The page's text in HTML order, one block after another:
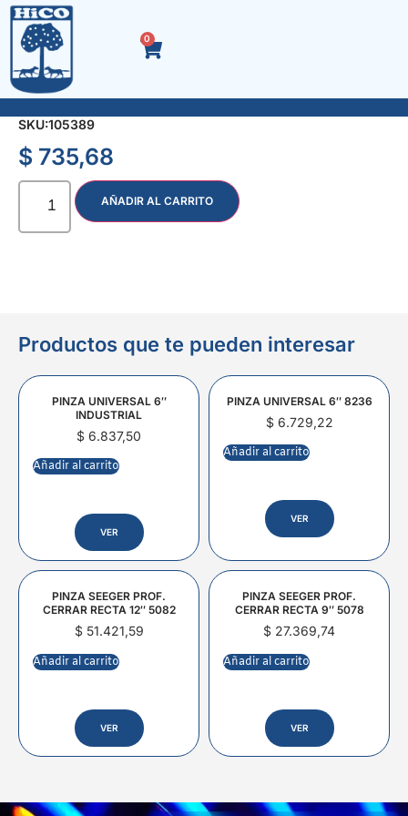
0
LLAVE ALLEN 2.50 mm.
SKU:105389
$ 735,68
AÑADIR AL CARRITO
Productos que te pueden interesar
PINZA UNIVERSAL 6″
INDUSTRIAL
$ 6.837,50
Añadir al carrito
VER
PINZA UNIVERSAL 6″ 8236
$6.729,22
Añadir al carrito
VER
PINZA SEEGER PROF.
CERRAR RECTA 12″ 5082
$51.421,59
Añadir al carrito
VER
PINZA SEEGER PROF.
CERRAR RECTA 9″ 5078
$ 27.369,74
Añadir al carrito
VER